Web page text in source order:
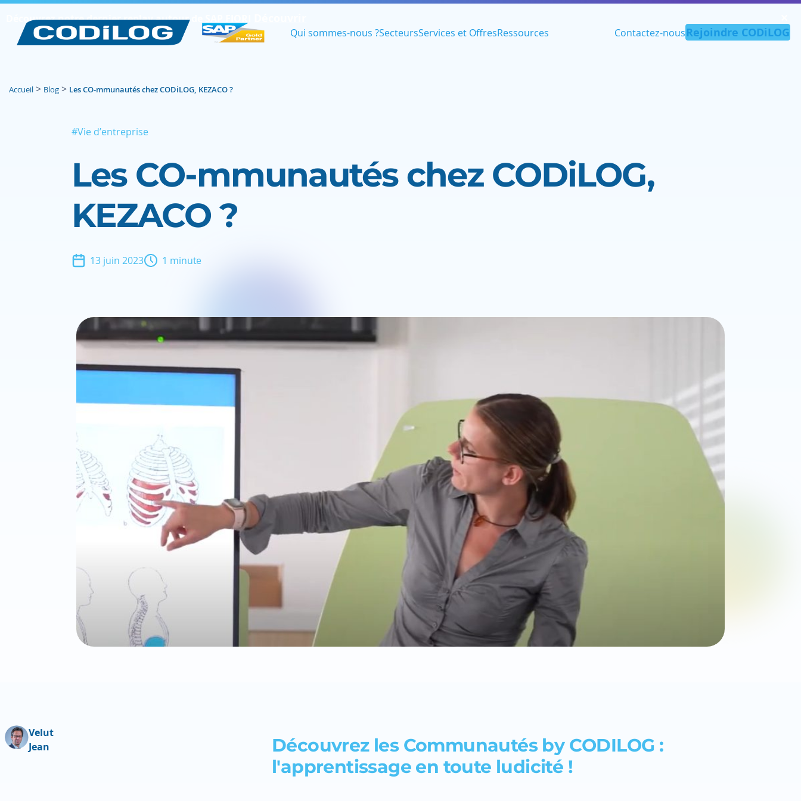
Découvrez notre dernier replay autour de SAP FIORI
Qui sommes-nous ?SecteursServices et OffresRessources Contactez-nousRejoindre CODiLOG
Accueil > Blog > Les CO-mmunautés chez CODiLOG, KEZACO ?
#Vie d’entreprise
Les CO‍-‍mmunautés chez CODiLOG,
KEZACO ?
13 juin 2023 1 minute
Velut
Jean
Découvrez les Communautés by CODILOG :
l'apprentissage en toute ludicité !